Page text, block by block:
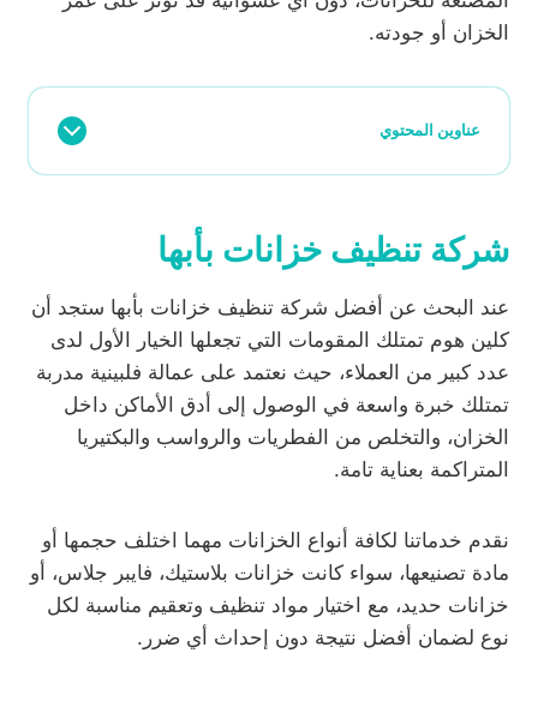
الخزان أو جودته.
عناوين المحتوي
شركة تنظيف خزانات بأبها
عند البحث عن أفضل شركة تنظيف خزانات بأبها ستجد أن
كلين هوم تمتلك المقومات التي تجعلها الخيار الأول لدى
عدد كبير من العملاء، حيث نعتمد على عمالة فلبينية مدربة
تمتلك خبرة واسعة في الوصول إلى أدق الأماكن داخل
الخزان، والتخلص من الفطريات والرواسب والبكتيريا
المتراكمة بعناية تامة.
نقدم خدماتنا لكافة أنواع الخزانات مهما اختلف حجمها أو
مادة تصنيعها، سواء كانت خزانات بلاستيك، فايبر جلاس، أو
خزانات حديد، مع اختيار مواد تنظيف وتعقيم مناسبة لكل
نوع لضمان أفضل نتيجة دون إحداث أي ضرر.